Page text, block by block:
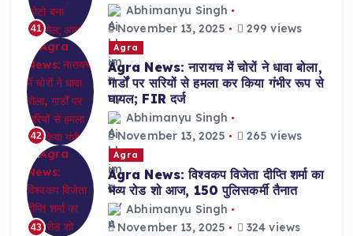
41
Abhimanyu Singh
November 13, 2025
299 views
42
Agra
Agra News: नारायच में चोरों ने धावा बोला,
गार्डों पर सरियों से हमला कर किया गंभीर रूप से
घायल; FIR दर्ज
Abhimanyu Singh
November 13, 2025
265 views
43
Agra
Agra News: विश्वकप विजेता दीप्ति शर्मा का
भव्य रोड शो आज, 150 पुलिसकर्मी तैनात
Abhimanyu Singh
November 13, 2025
324 views